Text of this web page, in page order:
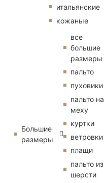
итальянские
кожаные
Большие
размеры
все
большие
размеры
пальто
пуховики
пальто на
меху
куртки
ветровки
плащи
пальто из
шерсти